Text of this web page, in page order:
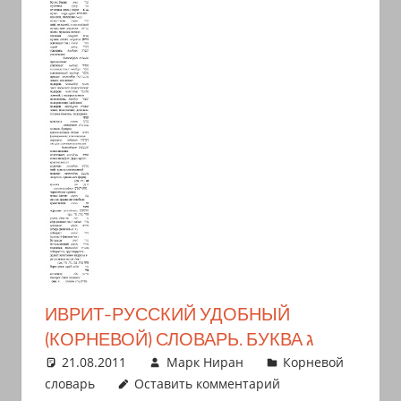
иврите
арамейском.
Поговорки
пословицы
транскрипцией
арабском,
иврите
Кулинарные
рецепты
новости
ИВРИТ-РУССКИЙ УДОБНЫЙ
(КОРНЕВОЙ) СЛОВАРЬ. БУКВА ג
21.08.2011 Марк Ниран
Корневой
словарь
Оставить комментарий